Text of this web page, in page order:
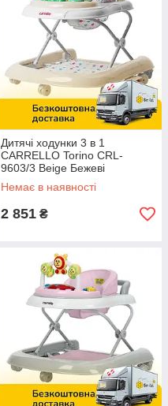
Дитячі ходунки 3 в 1
CARRELLO Torino CRL-
9603/3 Beige Бежеві
Немає в наявності
2 851 ₴